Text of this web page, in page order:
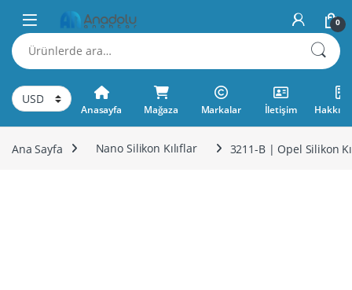
Skip to navigation
Skip to content
0
Ara:
Anasayfa Mağaza Markalar İletişim
Ana Sayfa Nano Silikon Kılıflar 3211-B | Opel Silikon